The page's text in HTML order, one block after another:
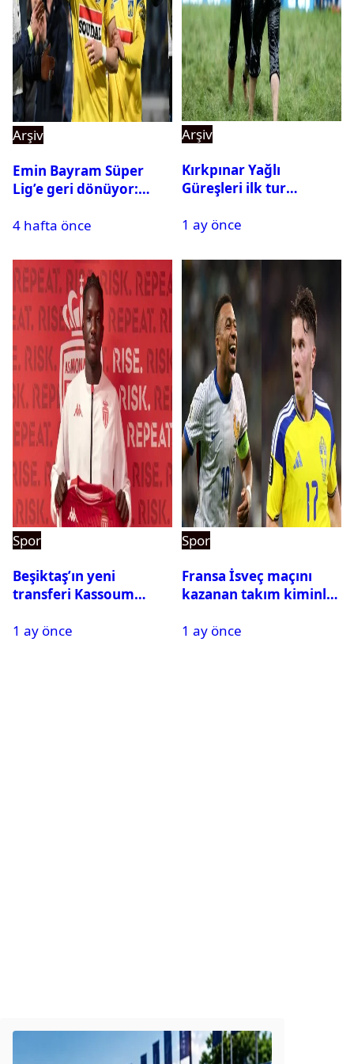
Arşiv
Emin Bayram Süper
Lig’e geri dönüyor:
4 hafta önce
Arşiv
Kırkpınar Yağlı
Güreşleri ilk tur
2. tura geçen
1 ay önce
Spor
Beşiktaş’ın yeni
transferi Kassoum
gelecek? Resmi
1 ay önce
Spor
Fransa İsveç maçını
kazanan takım kiminle
turundaki rakip belli
1 ay önce